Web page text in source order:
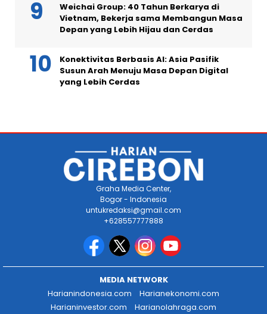
Weichai Group: 40 Tahun Berkarya di
Vietnam, Bekerja sama Membangun Masa
Depan yang Lebih Hijau dan Cerdas
Konektivitas Berbasis AI: Asia Pasifik
Susun Arah Menuju Masa Depan Digital
yang Lebih Cerdas
Graha Media Center,
Bogor - Indonesia
untukredaksi@gmail.com
+628557777888
MEDIA NETWORK
Harianindonesia.com
Harianekonomi.com
Harianinvestor.com
Harianolahraga.com